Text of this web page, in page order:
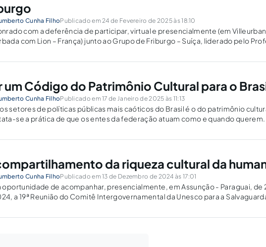
Cunha FilhoPublicado em 24 de Fevereiro de 2025 às 18:10
com a deferência de participar, virtual e presencialmente (em
com Lion – França) junto ao Grupo de Friburgo – Suíça, liderado pelo
um Código do Patrimônio Cultural para o
Cunha FilhoPublicado em 17 de Janeiro de 2025 às 11:13
setores de políticas públicas mais caóticos do Brasil é o do patrimônio
se a prática de que os entes da federação atuam como e quando
da riqueza cultural da
Cunha FilhoPublicado em 13 de Dezembro de 2024 às 17:01
oportunidade de acompanhar, presencialmente, em Assunção - Paraguai, de
a 19ª Reunião do Comitê Intergovernamental da Unesco para a